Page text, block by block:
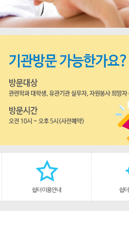
쉼터 이용안내 쉼